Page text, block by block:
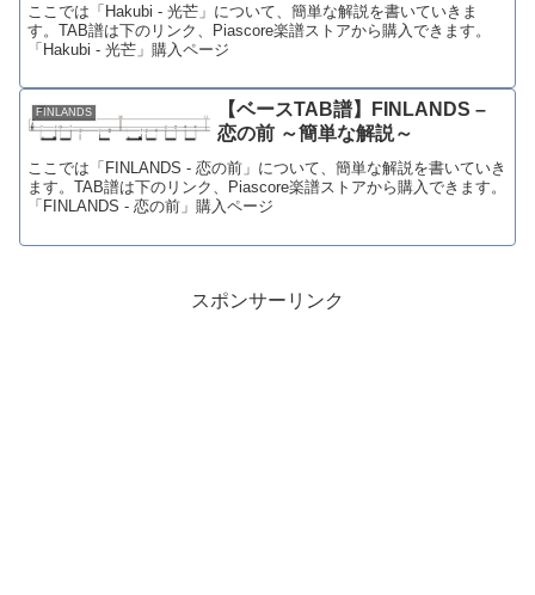
ここでは「Hakubi - 光芒」について、簡単な解説を書いていきま
す。TAB譜は下のリンク、Piascore楽譜ストアから購入できます。
「Hakubi - 光芒」購入ページ
FINLANDS
【ベースTAB譜】FINLANDS –
恋の前 ～簡単な解説～
ここでは「FINLANDS - 恋の前」について、簡単な解説を書いていき
ます。TAB譜は下のリンク、Piascore楽譜ストアから購入できます。
「FINLANDS - 恋の前」購入ページ
スポンサーリンク